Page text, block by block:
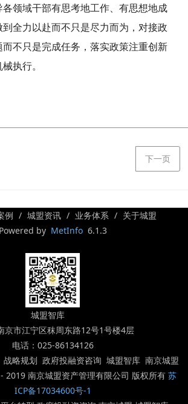
领域干部有思考地工作、有思想地成
全力以赴而不只是尽力而为，对接政
不只是完成任务，落实政策注重创新
执行。
下一页
例 城盟资讯 业务体系
关于城盟
Powered by MetInfo6.1.3
城盟智库
京市江宁区秣周东路12号1号楼4层
电话：025-86134126
略规划 政府投融资咨询 城盟智库 南京城盟
南京城盟资产管理有限公司 版权所有 苏
ICP备17034600号-1